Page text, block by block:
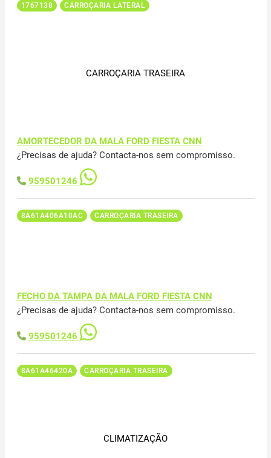
1767138 CARROÇARIA LATERAL
CARROÇARIA TRASEIRA
AMORTECEDOR DA MALA FORD FIESTA CNN
¿Precisas de ajuda? Contacta-nos sem compromisso.
959501246
8A61A406A10AC CARROÇARIA TRASEIRA
FECHO DA TAMPA DA MALA FORD FIESTA CNN
¿Precisas de ajuda? Contacta-nos sem compromisso.
959501246
8A61A46420A CARROÇARIA TRASEIRA
CLIMATIZAÇÃO